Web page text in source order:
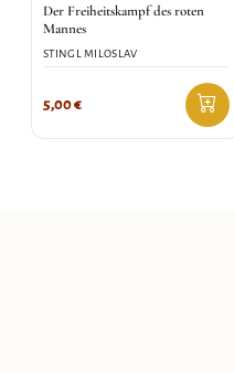
Der Freiheitskampf des roten
Mannes
STINGL MILOSLAV
5,00€